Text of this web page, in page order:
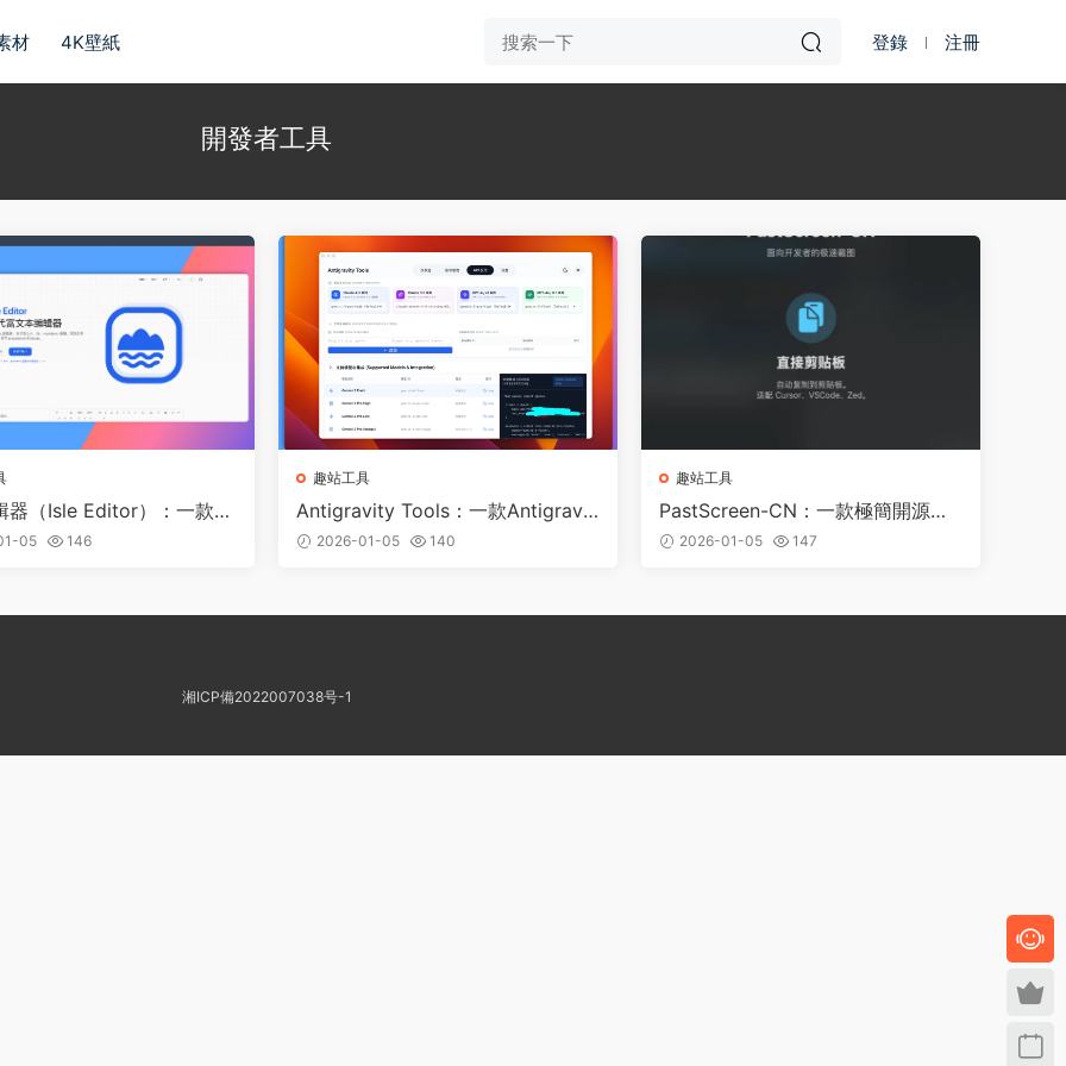
材 4K壁紙 登錄 注冊
開發者工具
器（Isle Editor）：一款現
源富文本編輯器，支持富
05 146
趣站工具
Antigravity Tools：一款Antigravit
y 賬号管理與切換工具，支持 API
2026-01-05 140
趣站工具
PastScreen-CN：一款極簡開源的
macOS 截圖工具，截圖即進剪貼
2026-01-05 147
湘ICP備2022007038号-1